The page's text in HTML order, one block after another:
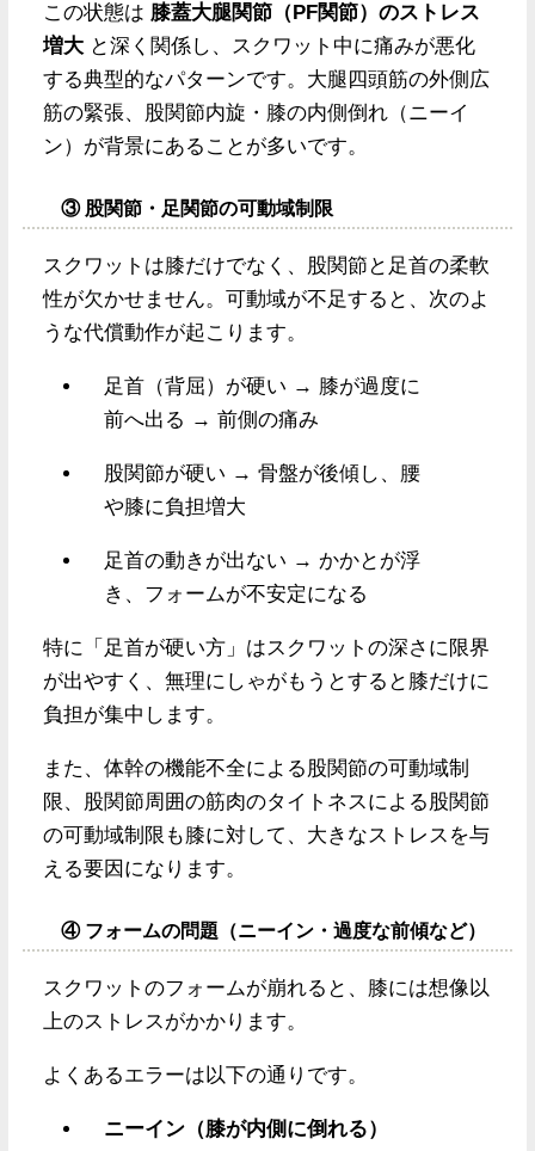
この状態は 膝蓋大腿関節（PF関節）のストレス
増大と深く関係し、スクワット中に痛みが悪化
する典型的なパターンです。大腿四頭筋の外側広
筋の緊張、股関節内旋・膝の内側倒れ（ニーイ
ン）が背景にあることが多いです。
③ 股関節・足関節の可動域制限
スクワットは膝だけでなく、股関節と足首の柔軟
性が欠かせません。可動域が不足すると、次のよ
うな代償動作が起こります。
足首（背屈）が硬い → 膝が過度に
前へ出る → 前側の痛み
股関節が硬い → 骨盤が後傾し、腰
や膝に負担増大
足首の動きが出ない → かかとが浮
き、フォームが不安定になる
特に「足首が硬い方」はスクワットの深さに限界
が出やすく、無理にしゃがもうとすると膝だけに
負担が集中します。
また、体幹の機能不全による股関節の可動域制
限、股関節周囲の筋肉のタイトネスによる股関節
の可動域制限も膝に対して、大きなストレスを与
える要因になります。
④ フォームの問題（ニーイン・過度な前傾など）
スクワットのフォームが崩れると、膝には想像以
上のストレスがかかります。
よくあるエラーは以下の通りです。
ニーイン（膝が内側に倒れる）